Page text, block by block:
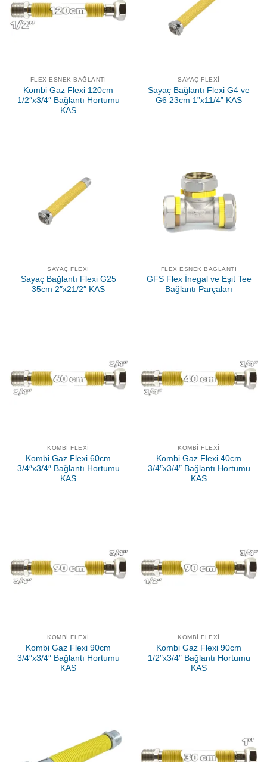
FLEX ESNEK BAĞLANTI
Kombi Gaz Flexi 120cm
1/2″x3/4″ Bağlantı Hortumu
KAS
SAYAÇ FLEXI
Sayaç Bağlantı Flexi G4 ve
G6 23cm 1”x11/4” KAS
SAYAÇ FLEXI
Sayaç Bağlantı Flexi G25
35cm 2″x21/2″ KAS
FLEX ESNEK BAĞLANTI
GFS Flex İnegal ve Eşit Tee
Bağlantı Parçaları
KOMBI FLEXI
Kombi Gaz Flexi 60cm
3/4″x3/4″ Bağlantı Hortumu
KAS
KOMBI FLEXI
Kombi Gaz Flexi 40cm
3/4″x3/4″ Bağlantı Hortumu
KAS
KOMBI FLEXI
Kombi Gaz Flexi 90cm
3/4″x3/4″ Bağlantı Hortumu
KAS
KOMBI FLEXI
Kombi Gaz Flexi 90cm
1/2″x3/4″ Bağlantı Hortumu
KAS